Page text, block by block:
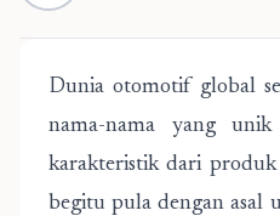
Dunia otomotif global
nama-nama yang
karakteristik dari produk
begitu pula dengan asal